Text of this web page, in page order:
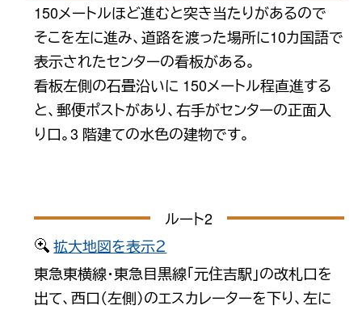
150メートルほど進むと突き当たりがあるので
そこを左に進み、道路を渡った場所に10カ国語で
表示されたセンターの看板がある。
看板左側の石畳沿いに 150メートル程直進する
と、郵便ポストがあり、右手がセンターの正面入
り口。3 階建ての水色の建物です。
ルート2
拡大地図を表示２
東急東横線・東急目黒線「元住吉駅」の改札口を
出て、西口（左側）のエスカレーターを下り、左に